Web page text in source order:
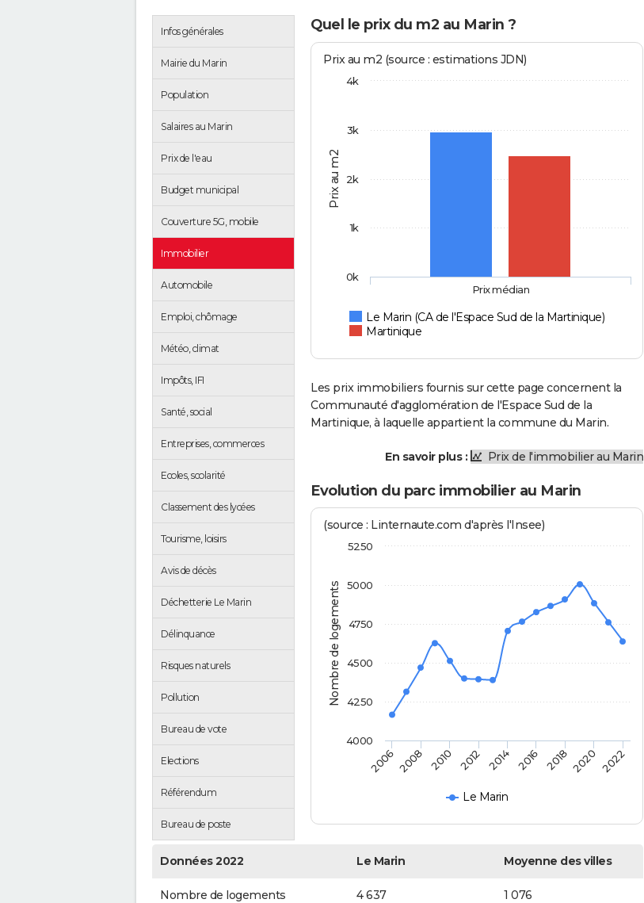
Infos générales
Mairie du Marin
Population
Salaires au Marin
Prix de l'eau
Budget municipal
Couverture 5G, mobile
Immobilier
Automobile
Emploi, chômage
Météo, climat
Impôts, IFI
Santé, social
Entreprises, commerces
Ecoles, scolarité
Classement des lycées
Tourisme, loisirs
Avis de décès
Déchetterie Le Marin
Délinquance
Risques naturels
Pollution
Bureau de vote
Elections
Référendum
Bureau de poste
Quel le prix du m2 au Marin ?
Prix au m2
Prix au m2 (source : estimations JDN)
Le Marin (CA de l'Espace Sud de la Martinique)
Martinique
Prix médian
0k
1k
2k
3k
4k
Les prix immobiliers fournis sur cette page concernent la
Communauté d'agglomération de l'Espace Sud de la
Martinique, à laquelle appartient la commune du Marin.
En savoir plus : Prix de l'immobilier au Marin
Evolution du parc immobilier au Marin
Nombre de logements
(source : Linternaute.com d'après l'Insee)
Le Marin
20062008 2010 2012 2014 2016 2018 2020 2022
4000
4250
4500
4750
5000
5250
Données 2022 Le Marin Moyenne des villes
Nombre de logements 4 637 1 076